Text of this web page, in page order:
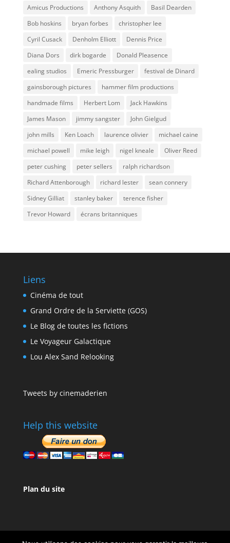
Amicus Productions
Anthony Asquith
Basil Dearden
Bob hoskins
bryan forbes
christopher lee
Cyril Cusack
Denholm Elliott
Dennis Price
Diana Dors
dirk bogarde
Donald Pleasence
ealing studios
Emeric Pressburger
festival de Dinard
gainsborough pictures
hammer film productions
handmade films
Herbert Lom
Jack Hawkins
James Mason
jimmy sangster
John Gielgud
john mills
Ken Loach laurence olivier
michael caine
michael powell
mike leigh nigel kneale
Oliver Reed
peter cushing
peter sellers
ralph richardson
Richard Attenborough
richard lester
sean connery
Sidney Gilliat
stanley baker
terence fisher
Trevor Howard
écrans britanniques
Liens
Cinéma de tout
Grand Ordre de la Serviette (GOS)
Le Blog de toutes les fictions
Le Voyageur Galactique
Lou Alex Sand Relooking
Tweets by cinemaderien
Help this website
Plan du site